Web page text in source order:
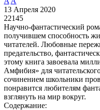
13 Апреля 2020
22145
Научно-фантастический
получившем способность
читателей. Любовные
предательство,
этому книга завоевала
Амфибия» для
сочинением школьники
понравится любителям
взглянуть на мир вокруг.
Содержание: